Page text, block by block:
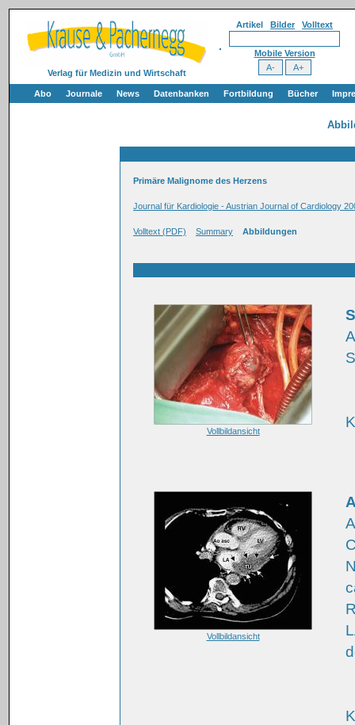
Verlag für Medizin und Wirtschaft
Artikel Bilder Volltext
Mobile Version
Abo Journale News Datenbanken Fortbildung Bücher
Primäre Malignome des Herzens
Journal für Kardiologie - Austrian Journal of Cardiology
Volltext (PDF) Summary Abbildungen
Vollbildansicht
Vollbildansicht